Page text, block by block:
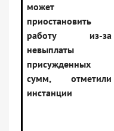
может
приостановить
работу из-за
невыплаты
присужденных
сумм, отметили
инстанции